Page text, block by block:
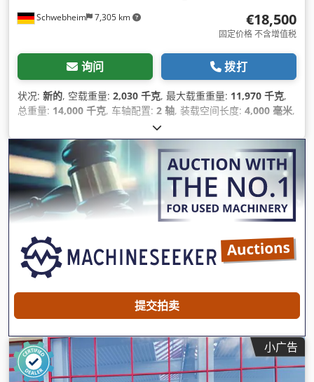
Schwebheim 7,305 km €18,500
固定价格 不含增值税
询问 拨打
状况: 新的, 空载重量: 2,030 千克, 最大载重重量: 11,970 千克,
总重量: 14,000 千克, 车轴配置: 2 轴, 装载空间长度: 4,000 毫米,
, 悬挂系统:
R19,5, 颜色:其他, 齿轮类型:其他, 前轮轮胎规格:285 /70
R19,5, 后轮轮胎尺寸:285 /70 R19,5, 驾驶室: 其他, 排放等级:
无, 燃料:生物柴油 , 设备:压缩空气制动器, 防抱死制动系统
(ABS),
提交拍卖
小广告